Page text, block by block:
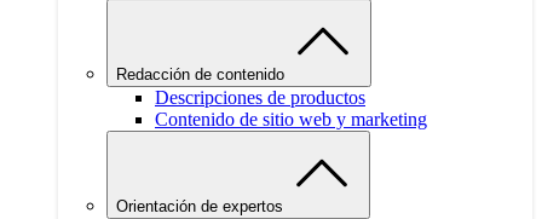
Redacción de contenido
Descripciones de productos
Contenido de sitio web y marketing
Orientación de expertos